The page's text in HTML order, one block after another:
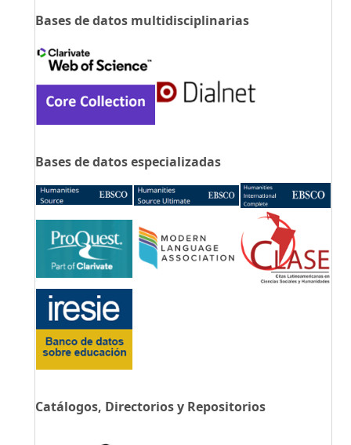
Bases de datos multidisciplinarias
Bases de datos especializadas
Catálogos, Directorios y Repositorios